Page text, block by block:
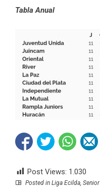
Tabla Anual
Post Views: 1.030
Posted in Liga Ecilda, Senior